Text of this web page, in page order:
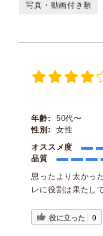
写真・動画付き順
年齢:
50代〜
性別:
女性
オススメ度
品質
思ったより太かっ
レに役割は果たし
役に立った 0